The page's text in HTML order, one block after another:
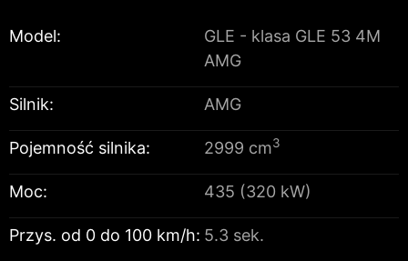
Model:
GLE - klasa GLE 53 4M
AMG
Silnik: AMG
Pojemność silnika: 2999 cm3
Moc: 435 (320 kW)
Przys. od 0 do 100 km/h: 5.3 sek.